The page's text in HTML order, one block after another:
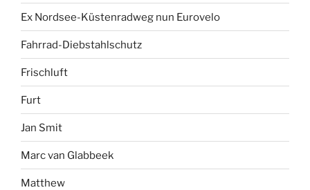
Ex Nordsee-Küstenradweg nun Eurovelo
Fahrrad-Diebstahlschutz
Frischluft
Furt
Jan Smit
Marc van Glabbeek
Matthew